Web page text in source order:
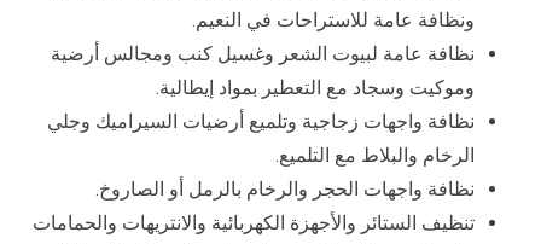
ونظافة عامة للاستراحات في النعيم.
نظافة عامة لبيوت الشعر وغسيل كنب ومجالس أرضية
وموكيت وسجاد مع التعطير بمواد إيطالية.
نظافة واجهات زجاجية وتلميع أرضيات السيراميك وجلي
الرخام والبلاط مع التلميع.
نظافة واجهات الحجر والرخام بالرمل أو الصاروخ.
تنظيف الستائر والأجهزة الكهربائية والانتريهات والحمامات